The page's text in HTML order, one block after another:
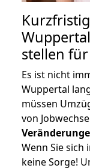
stellen
Es ist nicht
Wuppertal
müssen
von
Wenn Sie sich
keine Sorge!